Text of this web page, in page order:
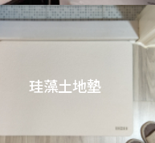
珪藻土地墊